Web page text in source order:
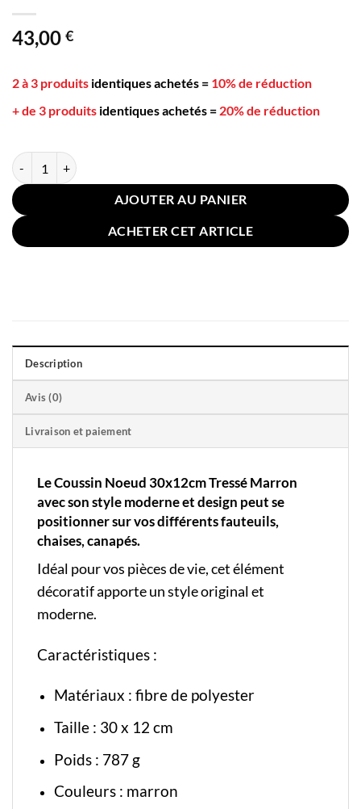
43,00 €
2 à 3 produits identiques achetés = 10% de réduction
+ de 3 produits identiques achetés = 20% de réduction
quantité de Coussin Noeud 30x12cm Tressé Marron
AJOUTER AU PANIER
ACHETER CET ARTICLE
Description
Avis (0)
Livraison et paiement
Le Coussin Noeud 30x12cm Tressé Marron
avec son style moderne et design peut se
positionner sur vos différents fauteuils,
chaises, canapés.
Idéal pour vos pièces de vie, cet élément
décoratif apporte un style original et
moderne.
Caractéristiques :
Matériaux : fibre de polyester
Taille : 30 x 12 cm
Poids : 787 g
Couleurs : marron